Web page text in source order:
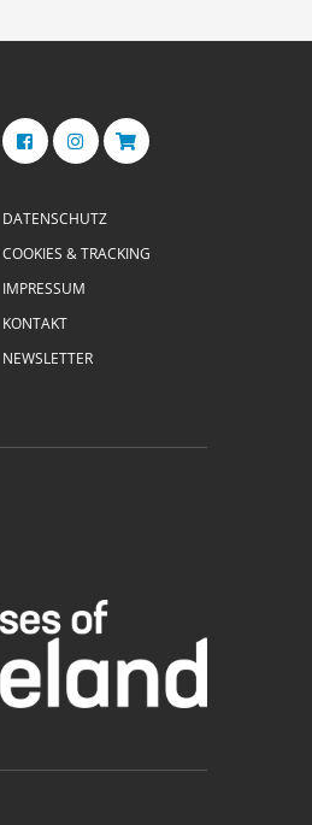
DATENSCHUTZ
COOKIES & TRACKING
IMPRESSUM
KONTAKT
NEWSLETTER